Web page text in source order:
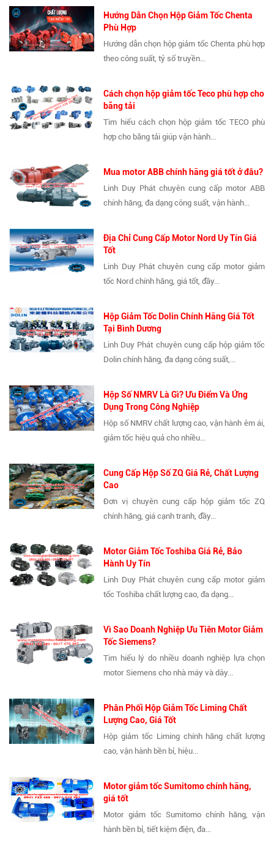
Hướng Dẫn Chọn Hộp Giảm Tốc Chenta
Phù Hợp
Hướng dẫn chọn hộp giảm tốc Chenta phù hợp
theo công suất, tỷ số truyền...
Cách chọn hộp giảm tốc Teco phù hợp cho
băng tải
Tìm hiểu cách chọn hộp giảm tốc TECO phù
hợp cho băng tải giúp vận hành...
Mua motor ABB chính hãng giá tốt ở đâu?
Linh Duy Phát chuyên cung cấp motor ABB
chính hãng, đa dạng công suất, vận hành...
Địa Chỉ Cung Cấp Motor Nord Uy Tín Giá
Tốt
Linh Duy Phát chuyên cung cấp motor giảm
tốc Nord chính hãng, giá tốt, đầy...
Hộp Giảm Tốc Dolin Chính Hãng Giá Tốt
Tại Bình Dương
Linh Duy Phát chuyên cung cấp hộp giảm tốc
Dolin chính hãng, đa dạng công suất,...
Hộp Số NMRV Là Gì? Ưu Điểm Và Ứng
Dụng Trong Công Nghiệp
Hộp số NMRV chất lượng cao, vận hành êm ái,
giảm tốc hiệu quả cho nhiều...
Cung Cấp Hộp Số ZQ Giá Rẻ, Chất Lượng
Cao
Đơn vị chuyên cung cấp hộp giảm tốc ZQ
chính hãng, giá cạnh tranh, đầy...
Motor Giảm Tốc Toshiba Giá Rẻ, Bảo
Hành Uy Tín
Linh Duy Phát chuyên cung cấp motor giảm
tốc Toshiba chất lượng cao, đa dạng...
Vì Sao Doanh Nghiệp Ưu Tiên Motor Giảm
Tốc Siemens?
Tìm hiểu lý do nhiều doanh nghiệp lựa chọn
motor Siemens cho nhà máy và dây...
Phân Phối Hộp Giảm Tốc Liming Chất
Lượng Cao, Giá Tốt
Hộp giảm tốc Liming chính hãng chất lượng
cao, vận hành bền bỉ, hiệu...
Motor giảm tốc Sumitomo chính hãng,
giá tốt
Motor giảm tốc Sumitomo chính hãng, vận
hành bền bỉ, tiết kiệm điện, đa...